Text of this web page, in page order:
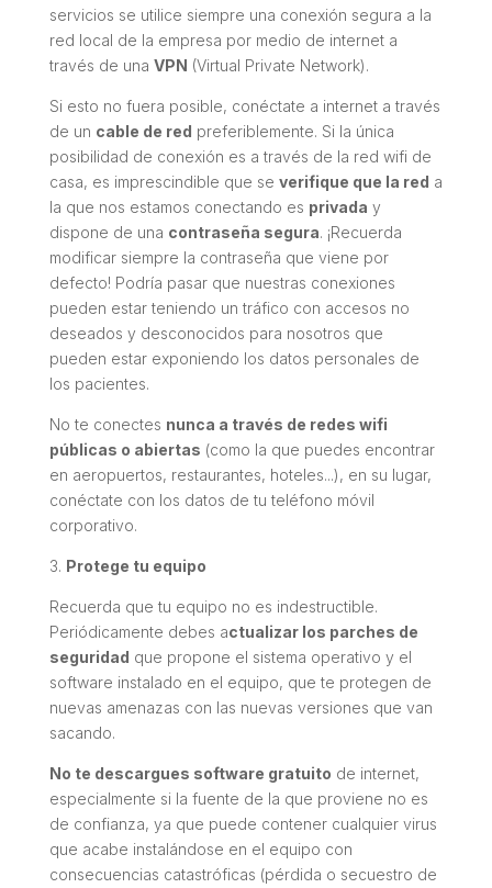
servicios se utilice siempre una conexión segura a la
red local de la empresa por medio de internet a
través de una VPN (Virtual Private Network).
Si esto no fuera posible, conéctate a internet a través
de un cable de red preferiblemente. Si la única
posibilidad de conexión es a través de la red wifi de
casa, es imprescindible que se verifique que la red a
la que nos estamos conectando es privada y
dispone de una contraseña segura. ¡Recuerda
modificar siempre la contraseña que viene por
defecto! Podría pasar que nuestras conexiones
pueden estar teniendo un tráfico con accesos no
deseados y desconocidos para nosotros que
pueden estar exponiendo los datos personales de
los pacientes.
No te conectes nunca a través de redes wifi
públicas o abiertas (como la que puedes encontrar
en aeropuertos, restaurantes, hoteles...), en su lugar,
conéctate con los datos de tu teléfono móvil
corporativo.
3. Protege tu equipo
Recuerda que tu equipo no es indestructible.
Periódicamente debes actualizar los parches de
seguridad que propone el sistema operativo y el
software instalado en el equipo, que te protegen de
nuevas amenazas con las nuevas versiones que van
sacando.
No te descargues software gratuito de internet,
especialmente si la fuente de la que proviene no es
de confianza, ya que puede contener cualquier virus
que acabe instalándose en el equipo con
consecuencias catastróficas (pérdida o secuestro de